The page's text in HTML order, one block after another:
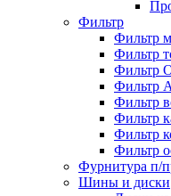
Фильтр
Фильтр
Фильтр
Фильтр
Фильтр
Фильтр
Фильтр
Фильтр
Фильтр
Фурнитура п/
Шины и диски